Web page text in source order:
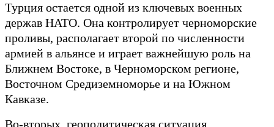
Турция остается одной из ключевых военных
держав НАТО. Она контролирует черноморские
проливы, располагает второй по численности
армией в альянсе и играет важнейшую роль на
Ближнем Востоке, в Черноморском регионе,
Восточном Средиземноморье и на Южном
Кавказе.
Во-вторых, геополитическая ситуация